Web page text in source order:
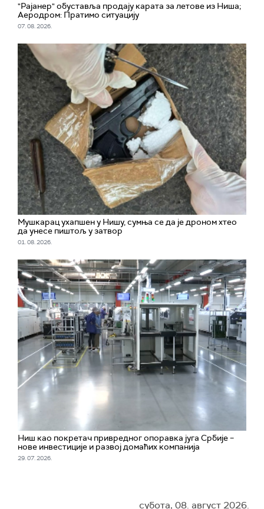
"Рајанер" обуставља продају карата за летове из Ниша;
Аеродром: Пратимо ситуацију
07. 08. 2026.
Мушкарац ухапшен у Нишу, сумња се да је дроном хтео
да унесе пиштољ у затвор
01. 08. 2026.
Ниш као покретач привредног опоравка југа Србије –
нове инвестиције и развој домаћих компанија
29. 07. 2026.
субота, 08. август 2026.